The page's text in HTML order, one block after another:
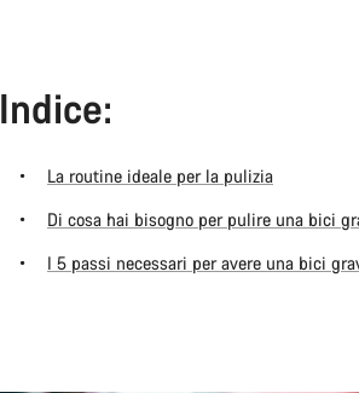
Indice:
La routine ideale per la pulizia
Di cosa hai bisogno per pulire una bici
I 5 passi necessari per avere una bici